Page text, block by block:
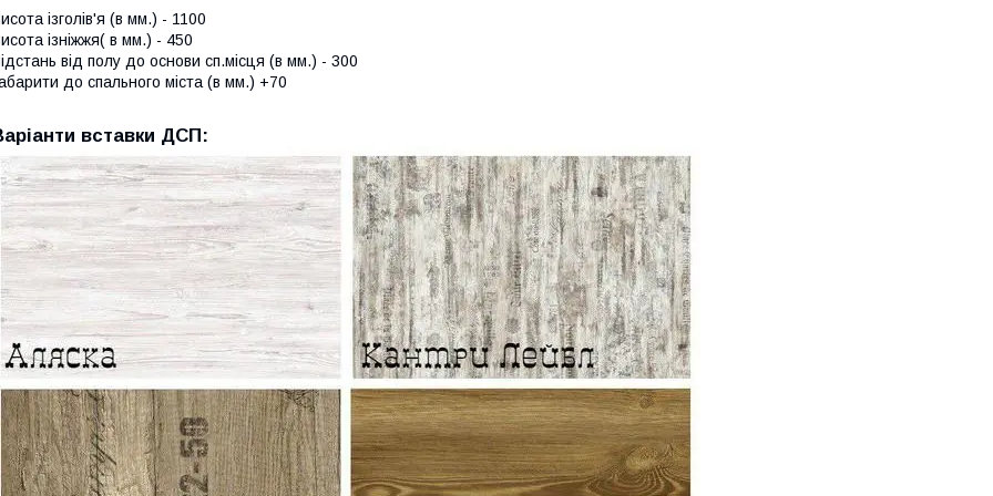
ізголів'я (в мм.) - 1100
ізніжжя( в мм.) - 450
від полу до основи сп.місця (в мм.) - 300
до спального міста (в мм.) +70
вставки ДСП: